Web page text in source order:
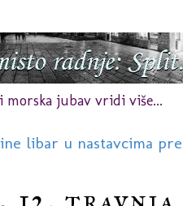
jubav vridi više...
libar u nastavcima